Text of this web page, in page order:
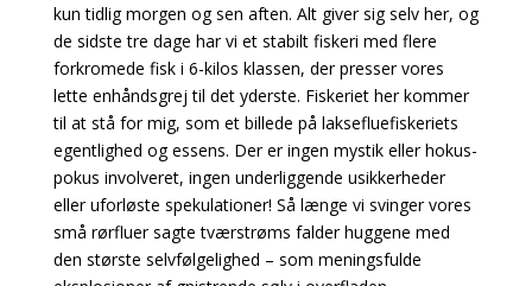
kun tidlig morgen og sen aften. Alt giver sig selv her, og
de sidste tre dage har vi et stabilt fiskeri med flere
forkromede fisk i 6-kilos klassen, der presser vores
lette enhåndsgrej til det yderste. Fiskeriet her kommer
til at stå for mig, som et billede på laksefluefiskeriets
egentlighed og essens. Der er ingen mystik eller hokus-
pokus involveret, ingen underliggende usikkerheder
eller uforløste spekulationer! Så længe vi svinger vores
små rørfluer sagte tværstrøms falder huggene med
den største selvfølgelighed – som meningsfulde